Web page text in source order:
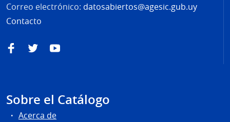
Correo electrónico: datosabiertos@agesic.gub.uy
Contacto
FacebookTwitterYouTube
Sobre el Catálogo
Acerca de